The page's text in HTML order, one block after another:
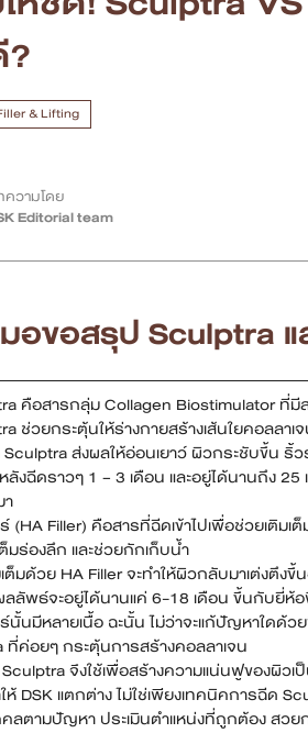
& Lifting
วามโดย
Editorial team
ขอสรุป Sculptra แ
คือสารกลุ่ม Collagen Biostimulator ที่
ช่วยกระตุ้นให้ร่างกายสร้างเส้นใยคอลลา
Sculptra ส่งผลให้อ่อนเยาว์ ผิวกระชับขึ้น ริ้
ลังฉีดราวๆ 1 – 3 เดือน และอยู่ได้นานถึง
(HA Filler) คือสารที่ฉีดเข้าไปเพื่อช่วยเติม
มร่องลึก และช่วยกักเก็บน้ำ
เต็มด้วย HA Filler จะทำให้ผิวกลับมาเต่งตึ
ลัพธ์จะอยู่ได้นานแค่ 6-18 เดือน ขึ้นกับยี่ห้
นั้นมีหลายเนื้อ ฉะนั้น ไม่ว่าจะแก้ปัญหาใดด้
ที่ค่อยๆ กระตุ้นการสร้างคอลลาเจน
จึงใช้เพื่อสร้างความแน่นฟูของผิว
ห้ DSK แตกต่าง ไม่ใช่เพียงเทคนิคการฉีด
คลตามปัญหา ประเมินตำแหน่งที่ถูกต้อง สว